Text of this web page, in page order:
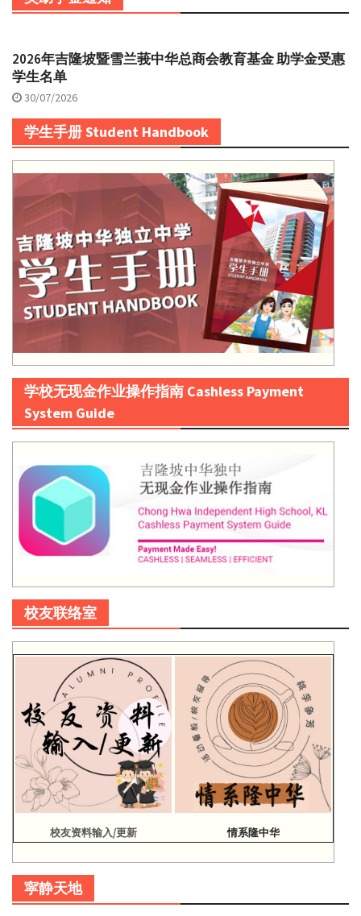
2026年吉隆坡暨雪兰莪中华总商会教育基金 助学金受惠
学生名单
30/07/2026
学生手册 Student Handbook
学校无现金作业操作指南 Cashless Payment
System Guide
校友联络室
校友资料输入/更新 情系隆中华
寜静天地